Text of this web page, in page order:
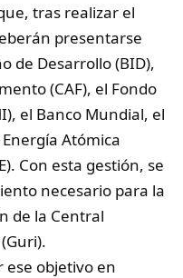
tras realizar el
presentarse
de Desarrollo (BID),
(CAF), el Fondo
el Banco Mundial, el
Atómica
Con esta gestión, se
necesario para la
de la Central
objetivo en